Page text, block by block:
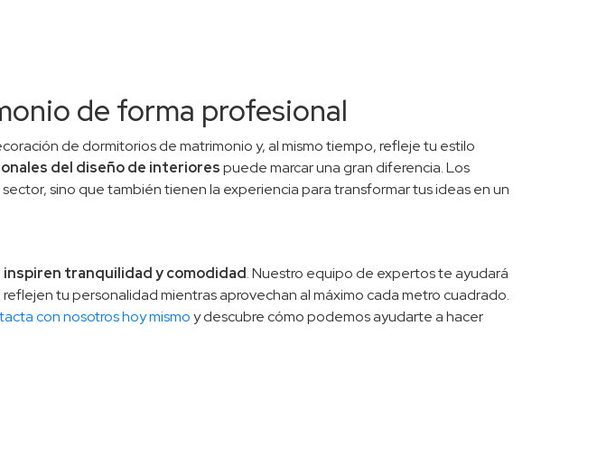
de forma profesional
de dormitorios de matrimonio y, al mismo tiempo, refleje tu estilo
del diseño de interiorespuede marcar una gran diferencia. Los
sino que también tienen la experiencia para transformar tus ideas en un
tranquilidad y comodidad. Nuestro equipo de expertos te ayudará
tu personalidad mientras aprovechan al máximo cada metro cuadrado.
con nosotros hoy mismoy descubre cómo podemos ayudarte a hacer